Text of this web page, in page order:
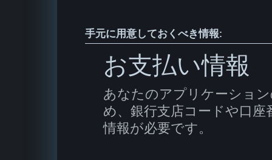
手元に用意しておくべき情報:
お支払い情報
あなたのアプリケーショ
め、銀行支店コードや口
情報が必要です。